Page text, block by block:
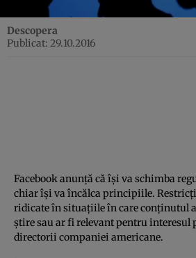
Descopera
Publicat: 29.10.2016
Facebook anunţă că îşi va schimba
chiar îşi va încălca principiile.
ridicate în situaţiile în care conţinutul
ştire sau ar fi relevant pentru interesul
directorii companiei americane.